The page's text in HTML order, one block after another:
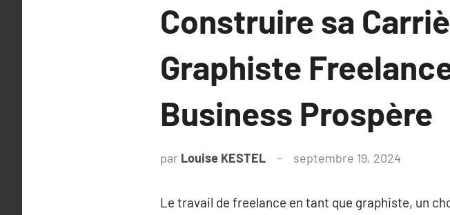
Construire sa
Graphiste
Business Prospère
par Louise KESTEL septembre 19, 2024
Le travail de freelance en tant que graphiste, un